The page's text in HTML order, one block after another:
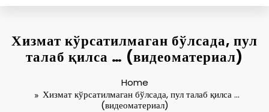
Хизмат кўрсатилмаган бўлсада, пул
талаб қилса … (видеоматериал)
Home
Хизмат кўрсатилмаган бўлсада, пул талаб қилса …
(видеоматериал)